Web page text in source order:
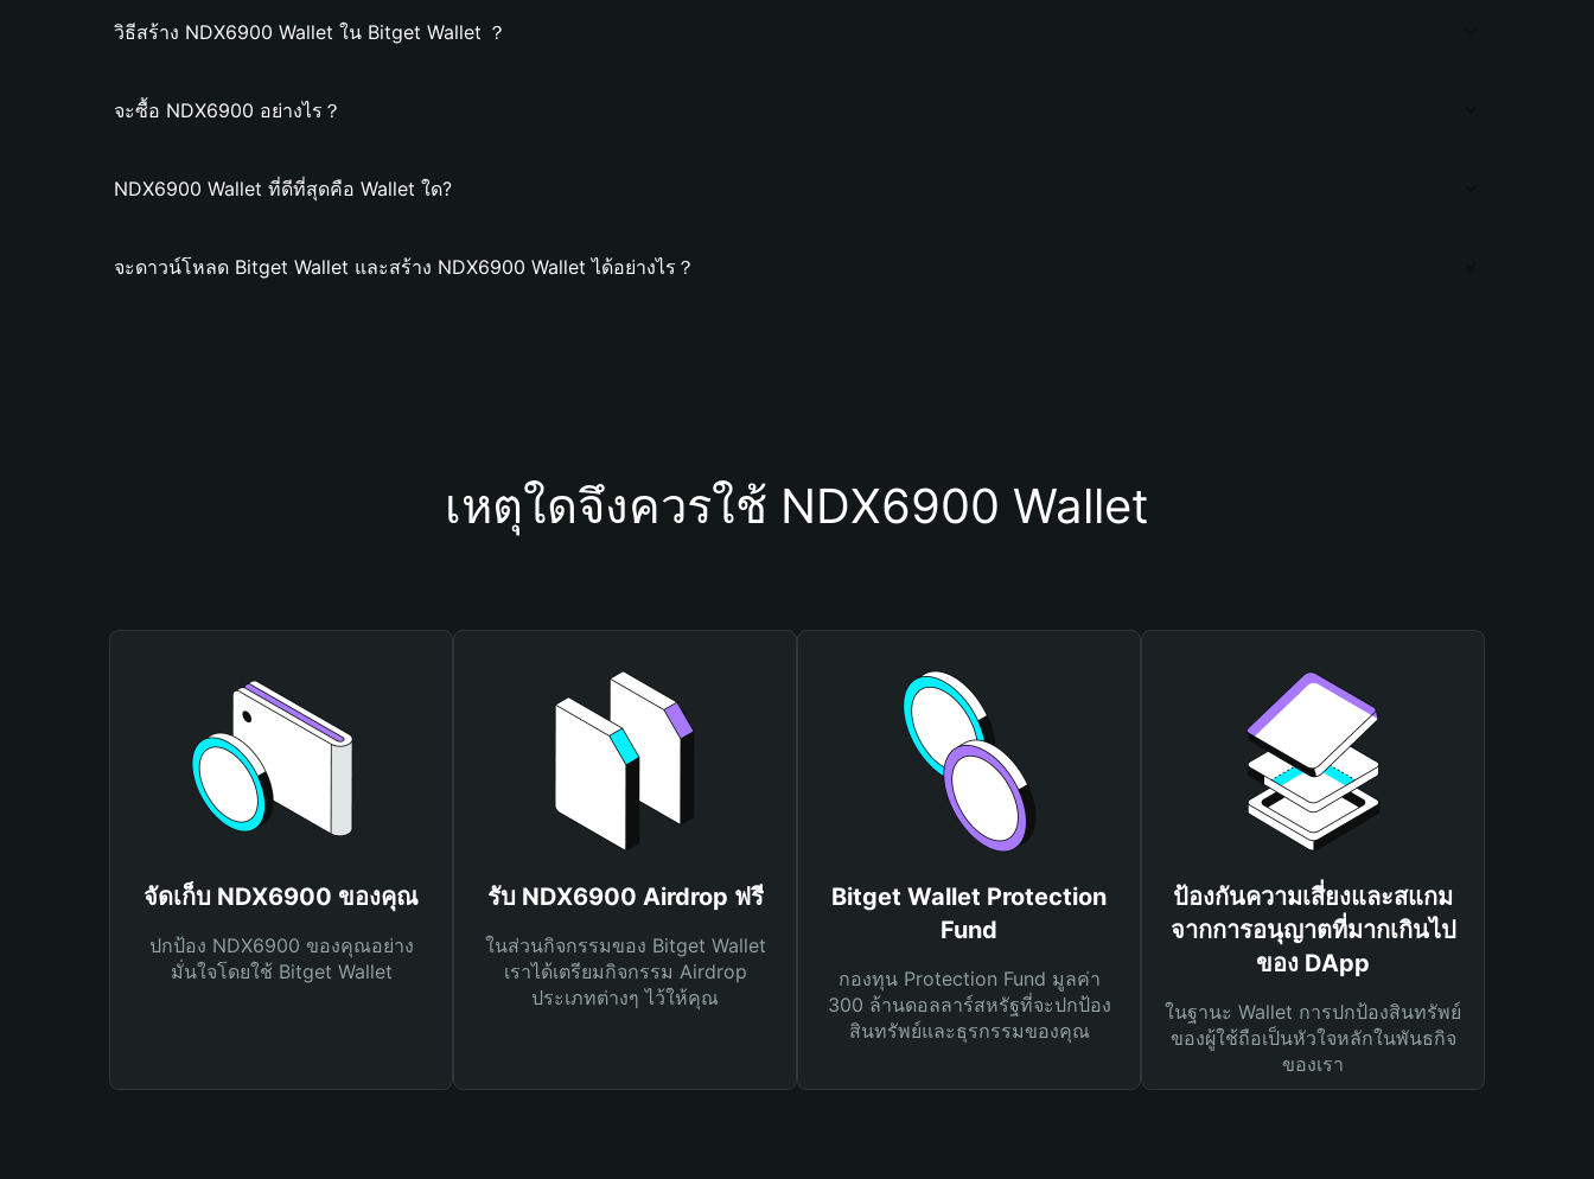
วิธีสร้าง NDX6900 Wallet ใน Bitget Wallet ？
จะซื้อ NDX6900 อย่างไร？
NDX6900 Wallet ที่ดีที่สุดคือ Wallet ใด?
จะดาวน์โหลด Bitget Wallet และสร้าง NDX6900 Wallet ได้อย่างไร？
เหตุใดจึงควรใช้ NDX6900 Wallet
จัดเก็บ NDX6900 ของคุณ
ปกป้อง NDX6900 ของคุณอย่าง
มั่นใจโดยใช้ Bitget Wallet
รับ NDX6900 Airdrop ฟรี
ในส่วนกิจกรรมของ Bitget Wallet
เราได้เตรียมกิจกรรม Airdrop
ประเภทต่างๆ ไว้ให้คุณ
Bitget Wallet Protection
Fund
กองทุน Protection Fund มูลค่า
300 ล้านดอลลาร์สหรัฐที่จะปกป้อง
สินทรัพย์และธุรกรรมของคุณ
ป้องกันความเสี่ยงและสแกม
จากการอนุญาตที่มากเกินไป
ของ DApp
ในฐานะ Wallet การปกป้องสินทรัพย์
ของผู้ใช้ถือเป็นหัวใจหลักในพันธกิจ
ของเรา